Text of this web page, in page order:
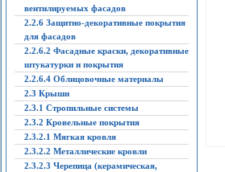
вентилируемых фасадов
2.2.6 Защитно-декоративные покрытия
для фасадов
2.2.6.2 Фасадные краски, декоративные
штукатурки и покрытия
2.2.6.4 Облицовочные материалы
2.3 Крыши
2.3.1 Стропильные системы
2.3.2 Кровельные покрытия
2.3.2.1 Мягкая кровля
2.3.2.2 Металлические кровли
2.3.2.3 Черепица (керамическая,